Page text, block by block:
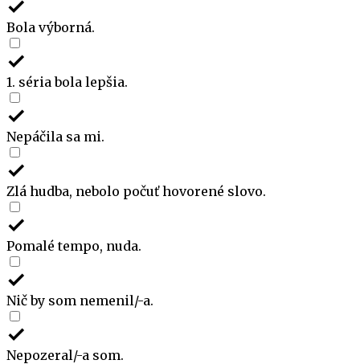
Bola výborná.
1. séria bola lepšia.
Nepáčila sa mi.
Zlá hudba, nebolo počuť hovorené slovo.
Pomalé tempo, nuda.
Nič by som nemenil/-a.
Nepozeral/-a som.